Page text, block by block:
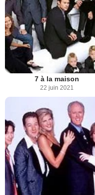
7 à la maison
22 juin 2021